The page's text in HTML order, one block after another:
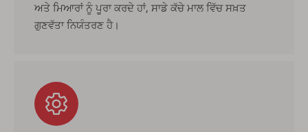
ਅਤੇ ਮਿਆਰਾਂ ਨੂੰ ਪੂਰਾ ਕਰਦੇ ਹਾਂ, ਸਾਡੇ ਕੱਚੇ ਮਾਲ ਵਿੱਚ ਸਖ਼ਤ
ਗੁਣਵੱਤਾ ਨਿਯੰਤਰਣ ਹੈ।